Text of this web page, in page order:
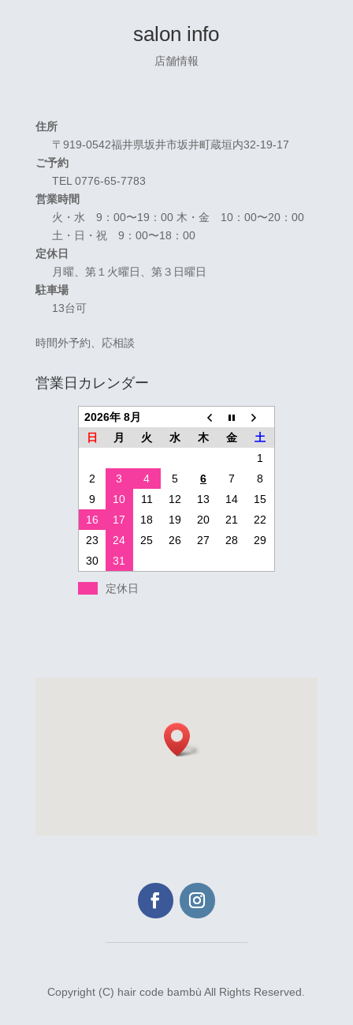
salon info
店舗情報
住所
〒919-0542福井県坂井市坂井町蔵垣内32-19-17
ご予約
TEL 0776-65-7783
営業時間
火・水 9：00〜19：00 木・金 10：00〜20：00
土・日・祝 9：00〜18：00
定休日
月曜、第１火曜日、第３日曜日
駐車場
13台可
時間外予約、応相談
営業日カレンダー
2026年 8月
日
月 火 水 木 金
土
1
2
3 4 5 6 7
8
9
10 11 12 13 14
15
16
17 18 19 20 21
22
23
24 25 26 27 28
29
30
31
定休日
Copyright (C) hair code bambù All Rights Reserved.